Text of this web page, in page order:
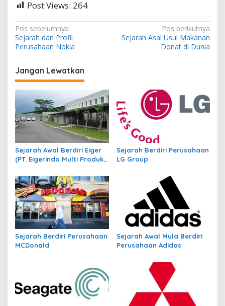
Post Views: 264
N
a
i
g
a
s
i
p
o
s
Pos sebelumnya
Sejarah dan Profil
Perusahaan Nokia
Pos berikutnya
Sejarah Asal Usul Makanan
Donat di Dunia
Jangan Lewatkan
Sejarah Awal Berdiri Eiger
(PT. Eigerindo Multi Produk
Sejarah Berdiri Perusahaan
LG Group
Sejarah Berdiri Perusahaan
MCDonald
Sejarah Awal Mula Berdiri
Perusahaan Adidas